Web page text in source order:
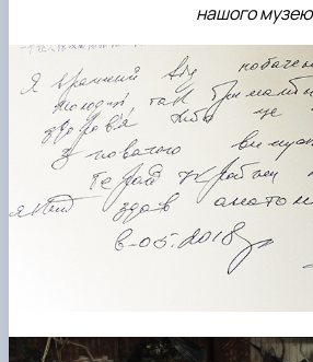
нашого музею